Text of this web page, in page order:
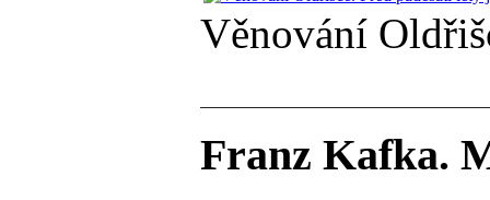
Věnování
Franz Kafka.